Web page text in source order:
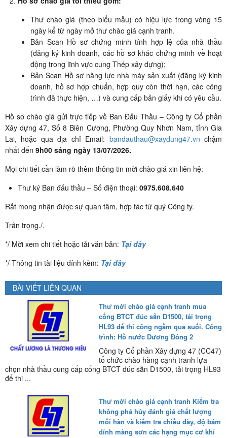
Thư chào giá (theo biểu mẫu) có hiệu lực trong vòng 15
ngày kể từ ngày mở thư chào giá cạnh tranh.
Bản Scan Hồ sơ chứng minh tính hợp lệ của nhà thầu
(đăng ký kinh doanh, các hồ sơ khác chứng minh về hoạt
động trong lĩnh vực cung Thép xây dựng);
Bản Scan Hồ sơ năng lực nhà máy sản xuất (đăng ký kinh
doanh, hồ sơ hợp chuẩn, hợp quy còn thời hạn, các công
trình đã thực hiện, …) và cung cấp bản giấy khi có yêu cầu.
Hồ sơ chào giá gửi trực tiếp về Ban Đấu Thầu – Công ty Cổ phần
Xây dựng 47, Số 8 Biên Cương, Phường Quy Nhơn Nam, tỉnh Gia
Lai, hoặc qua địa chỉ Email: bandauthau@xaydung47.vn chậm
nhất đến 9h00 sáng ngày 13/07/2026.
Mọi chi tiết cần làm rõ thêm thông tin mời chào giá xin liên hệ:
Thư ký Ban đấu thầu – Số điện thoại: 0975.608.640
Rất mong nhận được sự quan tâm, hợp tác từ quý Công ty.
Trân trọng./.
*/ Mời xem chi tiết hoặc tải văn bản: Tại đây
*/ Thông tin tài liệu đính kèm: Tại đây
BÀI VIẾT LIÊN QUAN
Thư mời chào giá cạnh tranh mua
cống BTCT đúc sẵn D1500, tải trọng
HL93 để thi công ngầm qua suối. Công
trình: Hồ nước Dương Đông 2
Công ty Cổ phần Xây dựng 47 (CC47)
tổ chức chào hàng cạnh tranh lựa
chọn nhà thầu cung cấp cống BTCT đúc sẵn D1500, tải trọng HL93
để thi ...
Thư mời chào giá cạnh tranh Kiểm tra
không phá hủy đánh giá chất lượng
mối hàn và kiểm tra chiều dày, độ bám
dính màng sơn các hạng mục cơ khí